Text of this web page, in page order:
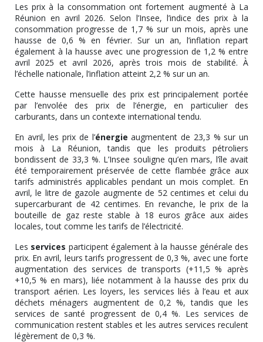
Les prix à la consommation ont fortement augmenté à La
Réunion en avril 2026. Selon l’Insee, l’indice des prix à la
consommation progresse de 1,7 % sur un mois, après une
hausse de 0,6 % en février. Sur un an, l’inflation repart
également à la hausse avec une progression de 1,2 % entre
avril 2025 et avril 2026, après trois mois de stabilité. À
l’échelle nationale, l’inflation atteint 2,2 % sur un an.
Cette hausse mensuelle des prix est principalement portée
par l’envolée des prix de l’énergie, en particulier des
carburants, dans un contexte international tendu.
En avril, les prix de l’énergie augmentent de 23,3 % sur un
mois à La Réunion, tandis que les produits pétroliers
bondissent de 33,3 %. L’Insee souligne qu’en mars, l’île avait
été temporairement préservée de cette flambée grâce aux
tarifs administrés applicables pendant un mois complet. En
avril, le litre de gazole augmente de 52 centimes et celui du
supercarburant de 42 centimes. En revanche, le prix de la
bouteille de gaz reste stable à 18 euros grâce aux aides
locales, tout comme les tarifs de l’électricité.
Les services participent également à la hausse générale des
prix. En avril, leurs tarifs progressent de 0,3 %, avec une forte
augmentation des services de transports (+11,5 % après
+10,5 % en mars), liée notamment à la hausse des prix du
transport aérien. Les loyers, les services liés à l’eau et aux
déchets ménagers augmentent de 0,2 %, tandis que les
services de santé progressent de 0,4 %. Les services de
communication restent stables et les autres services reculent
légèrement de 0,3 %.